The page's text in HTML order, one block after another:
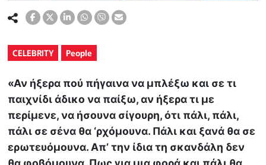
CELEBRITY People
«Αν ήξερα πού πήγαινα να μπλέξω και σε τι
παιχνίδι άδικο να παίξω, αν ήξερα τι με
περίμενε, να ήσουνα σίγουρη, ότι πάλι, πάλι,
πάλι σε σένα θα ‘ρχόμουνα. Πάλι και ξανά θα σε
ερωτευόμουνα. Απ’ την ίδια τη σκανδάλη δεν